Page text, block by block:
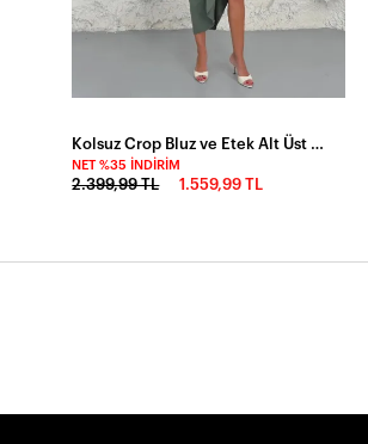
Kolsuz Crop Bluz ve Etek Alt Üst Takım Haki
NET %35 İNDIRIM
2.399,99 TL 1.559,99 TL